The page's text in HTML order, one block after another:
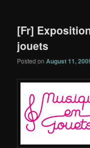
[Fr]
jouets
Posted onAugust 11,